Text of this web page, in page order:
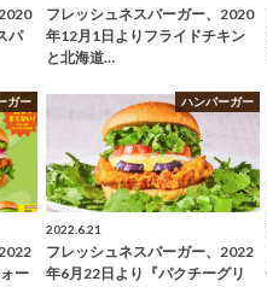
パ
フレッシュネスバーガー、2020
年12月1日よりフライドチキン
と北海道…
ガー
ー
ハンバーガー
2022.6.21
フレッシュネスバーガー、2022
年6月22日より『パクチーグリ